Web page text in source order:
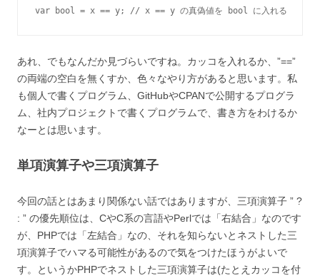
var bool = x == y; // x == y の真偽値を bool に入れる
あれ、でもなんだか見づらいですね。カッコを入れるか、”==”
の両端の空白を無くすか、色々なやり方があると思います。私
も個人で書くプログラム、GitHubやCPANで公開するプログラ
ム、社内プロジェクトで書くプログラムで、書き方をわけるか
なーとは思います。
単項演算子や三項演算子
今回の話とはあまり関係ない話ではありますが、三項演算子 ” ?
: ” の優先順位は、CやC系の言語やPerlでは「右結合」なのです
が、PHPでは「左結合」なの、それを知らないとネストした三
項演算子でハマる可能性があるので気をつけたほうがよいで
す。というかPHPでネストした三項演算子は(たとえカッコを付